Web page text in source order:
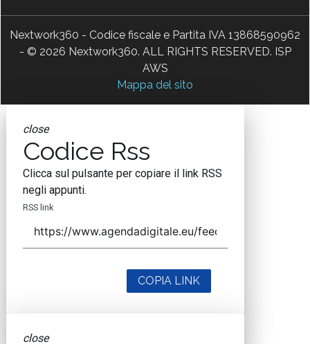
Nextwork360 - Codice fiscale e Partita IVA 13868590962
- © 2026 Nextwork360. ALL RIGHTS RESERVED. ISP
AWS
Mappa del sito
close
Codice Rss
Clicca sul pulsante per copiare il link RSS
negli appunti.
RSS link
COPIA LINK
close